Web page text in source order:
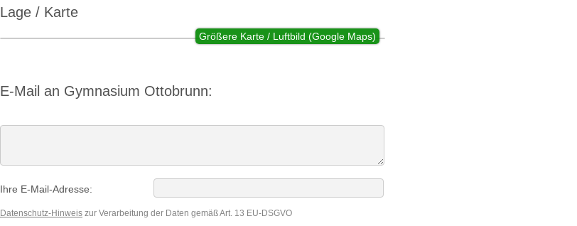
Lage / Karte
Größere Karte / Luftbild (Google Maps)
E-Mail an Gymnasium Ottobrunn:
Ihre E-Mail-Adresse:
Datenschutz-Hinweis zur Verarbeitung der Daten gemäß Art. 13 EU-DSGVO